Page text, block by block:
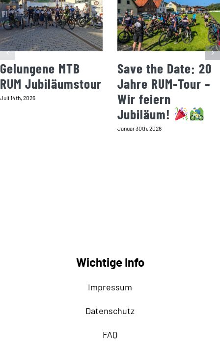
Gelungene MTB
RUM Jubiläumstour
Juli 14th, 2026
Save the Date: 20
Jahre RUM-Tour –
Wir feiern
Jubiläum!
Januar 30th, 2026
Wichtige Info
Impressum
Datenschutz
FAQ